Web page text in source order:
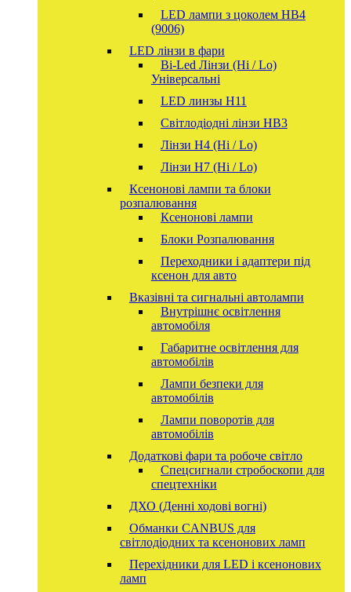
LED лампи з цоколем HB4
(9006)
LED лінзи в фари
Bi-Led Лінзи (Hi / Lo)
Універсальні
LED линзы H11
Світлодіодні лінзи HB3
Лінзи Н4 (Hi / Lo)
Лінзи Н7 (Hi / Lo)
Ксенонові лампи та блоки
розпалювання
Ксенонові лампи
Блоки Розпалювання
Переходники і адаптери під
ксенон для авто
Вказівні та сигнальні автолампи
Внутрішнє освітлення
автомобіля
Габаритне освітлення для
автомобілів
Лампи безпеки для
автомобілів
Лампи поворотів для
автомобілів
Додаткові фари та робоче світло
Спецсигнали стробоскопи для
спецтехніки
ДХО (Денні ходові вогні)
Обманки CANBUS для
світлодіодних та ксенонових ламп
Перехідники для LED і ксенонових
ламп